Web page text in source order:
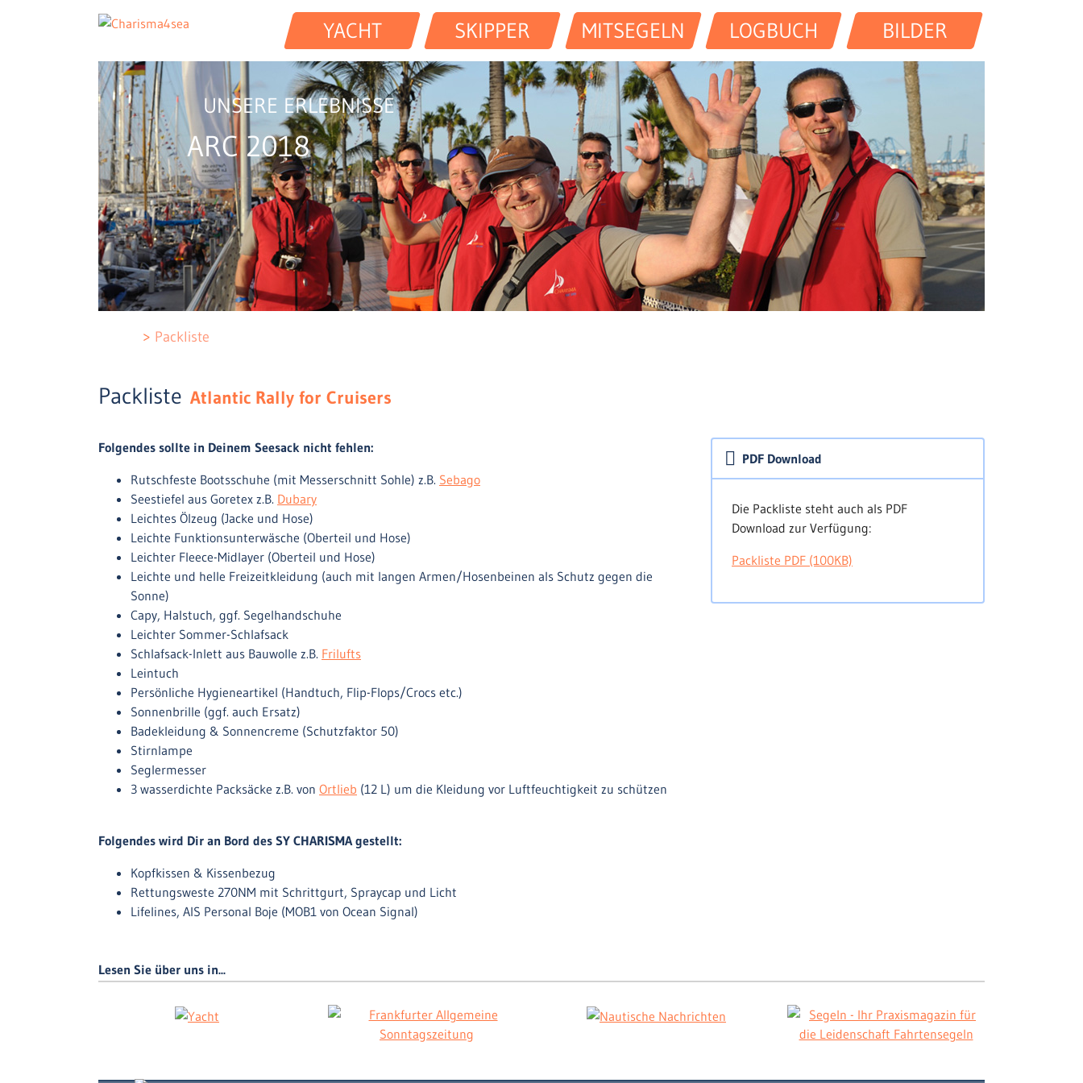
YACHT SKIPPER MITSEGELN LOGBUCH BILDER
UNSERE ERLEBNISSE
ARC 2018
Packliste
Packliste Atlantic Rally for Cruisers
Folgendes sollte in Deinem Seesack nicht fehlen:
Rutschfeste Bootsschuhe (mit Messerschnitt Sohle) z.B. Sebago
Seestiefel aus Goretex z.B. Dubary
Leichtes Ölzeug (Jacke und Hose)
Leichte Funktionsunterwäsche (Oberteil und Hose)
Leichter Fleece-Midlayer (Oberteil und Hose)
Leichte und helle Freizeitkleidung (auch mit langen Armen/Hosenbeinen als Schutz gegen die
Sonne)
Capy, Halstuch, ggf. Segelhandschuhe
Leichter Sommer-Schlafsack
Schlafsack-Inlett aus Bauwolle z.B. Frilufts
Leintuch
Persönliche Hygieneartikel (Handtuch, Flip-Flops/Crocs etc.)
Sonnenbrille (ggf. auch Ersatz)
Badekleidung & Sonnencreme (Schutzfaktor 50)
Stirnlampe
Seglermesser
3 wasserdichte Packsäcke z.B. von Ortlieb (12 L) um die Kleidung vor Luftfeuchtigkeit zu schützen
Folgendes wird Dir an Bord des SY CHARISMA gestellt:
Kopfkissen & Kissenbezug
Rettungsweste 270NM mit Schrittgurt, Spraycap und Licht
Lifelines, AIS Personal Boje (MOB1 von Ocean Signal)
PDF Download
Die Packliste steht auch als PDF
Download zur Verfügung:
Packliste PDF (100KB)
Lesen Sie über uns in...